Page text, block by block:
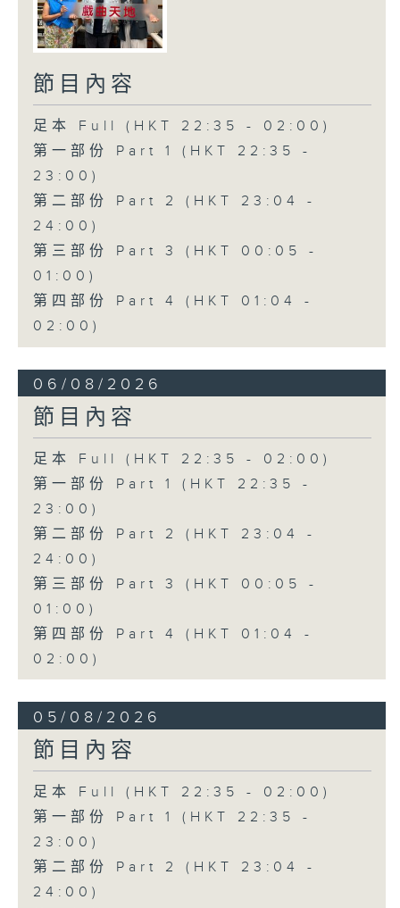
節目內容
足本 Full (HKT 22:35 - 02:00)
第一部份 Part 1 (HKT 22:35 -
23:00)
第二部份 Part 2 (HKT 23:04 -
24:00)
第三部份 Part 3 (HKT 00:05 -
01:00)
第四部份 Part 4 (HKT 01:04 -
02:00)
06/08/2026
節目內容
足本 Full (HKT 22:35 - 02:00)
第一部份 Part 1 (HKT 22:35 -
23:00)
第二部份 Part 2 (HKT 23:04 -
24:00)
第三部份 Part 3 (HKT 00:05 -
01:00)
第四部份 Part 4 (HKT 01:04 -
02:00)
05/08/2026
節目內容
足本 Full (HKT 22:35 - 02:00)
第一部份 Part 1 (HKT 22:35 -
23:00)
第二部份 Part 2 (HKT 23:04 -
24:00)